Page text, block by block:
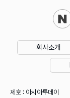
회사소개
제호 : 아시아투데이